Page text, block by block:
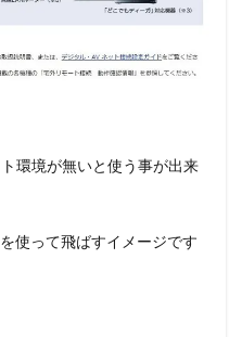
環境が無いと使う事が出来
使って飛ばすイメージです